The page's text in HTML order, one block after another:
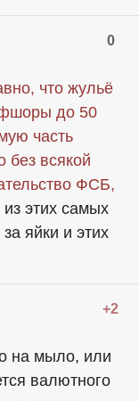
0
что жульё
до 50
часть
без всякой
ФСБ,
этих самых
яйки и этих
+2
на мыло, или
валютного